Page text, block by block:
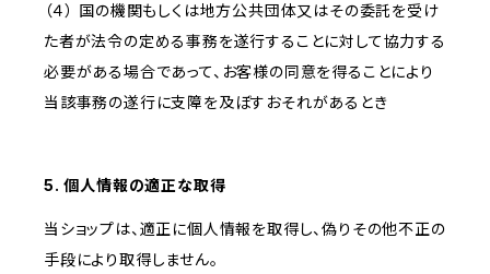
（４） 国の機関もしくは地方公共団体又はその委託を受け
た者が法令の定める事務を遂行することに対して協力する
必要がある場合であって、お客様の同意を得ることにより
当該事務の遂行に支障を及ぼすおそれがあるとき
5. 個人情報の適正な取得
当ショップは、適正に個人情報を取得し、偽りその他不正の
手段により取得しません。